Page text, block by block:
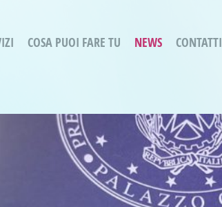
Sociale
ergoterapica
Oltre la Terapia
Progetti in corso
Progetti conclusi
COSA PUOI FARE TU NEWS CONTATTI